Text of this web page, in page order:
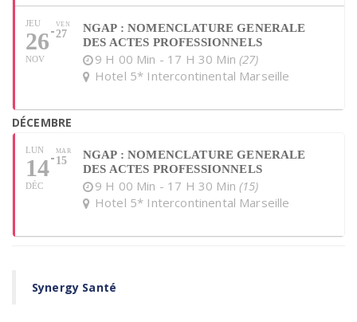
JEU
26
NOV
VEN
27
NGAP : NOMENCLATURE GENERALE
DES ACTES PROFESSIONNELS
9 H 00 Min - 17 H 30 Min (27)
Hotel 5* Intercontinental Marseille
DÉCEMBRE
LUN
14
DÉC
MAR
15
NGAP : NOMENCLATURE GENERALE
DES ACTES PROFESSIONNELS
9 H 00 Min - 17 H 30 Min (15)
Hotel 5* Intercontinental Marseille
Synergy Santé